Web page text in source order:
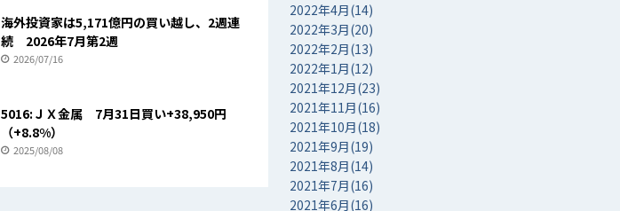
海外投資家は5,171億円の買い越し、2週連
続 2026年7月第2週
2026/07/16
5016:ＪＸ金属 7月31日買い+38,950円
（+8.8%）
2025/08/08
2022年4月(14)
2022年3月(20)
2022年2月(13)
2022年1月(12)
2021年12月(23)
2021年11月(16)
2021年10月(18)
2021年9月(19)
2021年8月(14)
2021年7月(16)
2021年6月(16)